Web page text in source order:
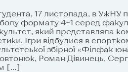
17 листопада, в УжНУ
формату 4+1 серед
який представляла
Ігри відбулися в
збірної «Філфак
Роман Дівинець,
[…]